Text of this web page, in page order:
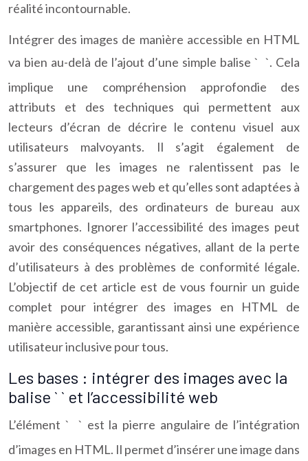
réalité incontournable.
Intégrer des images de manière accessible en HTML
va bien au-delà de l’ajout d’une simple balise ` `. Cela
implique une compréhension approfondie des
attributs et des techniques qui permettent aux
lecteurs d’écran de décrire le contenu visuel aux
utilisateurs malvoyants. Il s’agit également de
s’assurer que les images ne ralentissent pas le
chargement des pages web et qu’elles sont adaptées à
tous les appareils, des ordinateurs de bureau aux
smartphones. Ignorer l’accessibilité des images peut
avoir des conséquences négatives, allant de la perte
d’utilisateurs à des problèmes de conformité légale.
L’objectif de cet article est de vous fournir un guide
complet pour intégrer des images en HTML de
manière accessible, garantissant ainsi une expérience
utilisateur inclusive pour tous.
Les bases : intégrer des images avec la
balise ` ` et l’accessibilité web
L’élément `
` est la pierre angulaire de l’intégration
d’images en HTML. Il permet d’insérer une image dans